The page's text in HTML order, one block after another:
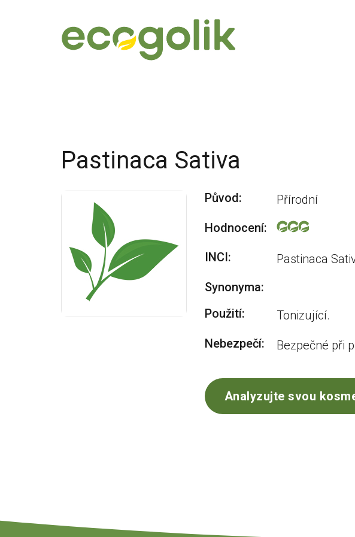
Pastinaca Sativa
Původ:
Přírodní
Hodnocení:
INCI:
Pastinaca
Synonyma:
Použití:
Tonizující.
Nebezpečí:
Bezpečné při
Analyzujte svou